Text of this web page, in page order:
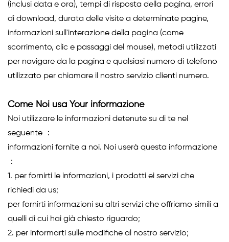
(inclusi data e ora), tempi di risposta della pagina, errori
di download, durata delle visite a determinate pagine,
informazioni sull'interazione della pagina (come
scorrimento, clic e passaggi del mouse), metodi utilizzati
per navigare da la pagina e qualsiasi numero di telefono
utilizzato per chiamare il nostro servizio clienti numero.
Come Noi usa Your informazione
Noi utilizzare le informazioni detenute su di te nel
seguente ：
informazioni fornite a noi. Noi userà questa informazione
：
1. per fornirti le informazioni, i prodotti ei servizi che
richiedi da us;
per fornirti informazioni su altri servizi che offriamo simili a
quelli di cui hai già chiesto riguardo;
2. per informarti sulle modifiche al nostro servizio;